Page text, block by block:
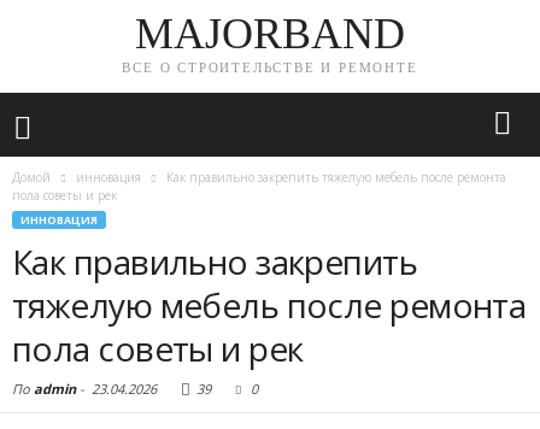
MAJORBAND
ВСЕ О СТРОИТЕЛЬСТВЕ И РЕМОНТЕ
Домой инновация
Как правильно закрепить тяжелую мебель после ремонта
пола советы и рек
ИННОВАЦИЯ
Как правильно закрепить
тяжелую мебель после ремонта
пола советы и рек
По admin- 23.04.2026 39 0